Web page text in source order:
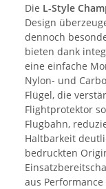
Die L-Style
Design
dennoch
bieten dank
eine einfache
Nylon- und
Flügel, die
Flightprotektor
Flugbahn,
Haltbarkeit
bedruckten
aus